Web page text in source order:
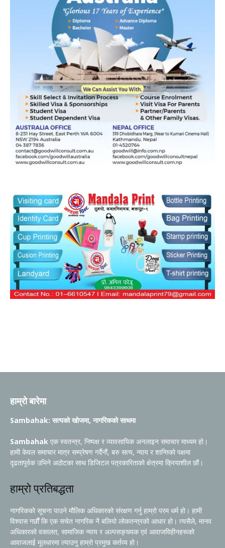
हाम्रो बारेमा
Sambahak: सत्यको खोजमा, नागरिकको साथमा
Sambahak एक स्वतन्त्र, निष्पक्ष र व्यावसायिक अनलाइन समाचार माध्यम हो।
हामी केवल समाचार मात्र सम्प्रेषण गर्दैनौं, बरु सत्य, न्याय र शान्तिको पक्षमा
दृढतापूर्वक उभिने अठोटका साथ डिजिटल पत्रकारिताको क्षेत्रमा क्रियाशील छौं।
हाम्रो प्रतिबद्धता
नागरिकको सूचना पाउने मौलिक अधिकारको संरक्षण गर्नु हाम्रो परम धर्म हो। हामी
विश्वास गर्छौं कि एक सचेत नागरिक नै बलियो लोकतन्त्रको आधार हो। त्यसैले, मानव
अधिकारको वकालत, सामाजिक न्याय र अल्पसङ्ख्यक एवं आवाजविहीनहरूको
आवाजलाई मूलधारमा ल्याउनु हाम्रो प्रमुख कर्तव्य हो।